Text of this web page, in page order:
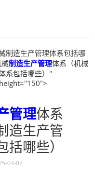
制造生产管理体系包括哪
制造生产管理体系（机械
系包括哪些）"
管理体系
造生产管
括哪些）
04-07